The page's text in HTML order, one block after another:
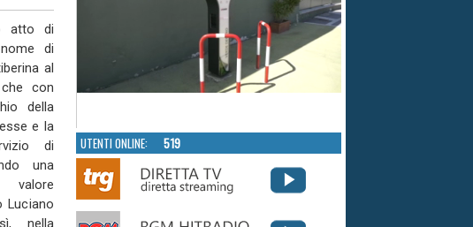
state effettuate 249 forniture di occhiali da vista, 500 occhiali da sole e 100 occhiali premontati. Gli interventi chirurgici hanno interessato persone tra i 10 e gli 80 anni e hanno riguardato prevalentemente cataratte e casi di glaucoma, in condizioni di lavoro rese difficili dalle condizioni generali degli occhi dei pazienti operati, compromesse da traumi o da patologie in stato ormai avanzato per la sostanziale impossibilità di diagnosi dovuta alla scarsissima disponibilità di oculisti in loco. Per dare un quadro della situazione è sufficiente evidenziare che l’oculista che ha collaborato con l’equipe è l’unico a disposizione per una popolazione di 1 milione e 400 mila abitanti, per cui i malati, i quali a volte ricorrono anche alle pratiche degli stregoni locali che spesso peggiorano lo stato degli occhi, aspettano almeno un anno per essere operati dalle varie equipe internazionali che raggiungono le diverse località della regione. I giorni dell’attentato terroristico del 16 gennaio. Il 16 gennaio, mentre la missione era in pieno svolgimento, un attacco terroristico sferrato da un commando di 15 persone e rivendicato da Al Qaeda per il Maghreb islamico (Aqmi) ha colpito la capitale Ouagadougou, causando 27 morti, tra i quali un bambino italiano di 9 anni. I componenti dell’equipe al lavoro a Nanoro, che all’arrivo in Burkina Faso erano passati proprio lungo la strada teatro dell’attentato, hanno appreso la notizia attraverso l'associazione Medicus Mundi, che si occupa di informare i medici che si trovano al lavoro in luoghi pericolosi. Pur non essendo stati sotto minaccia diretta, dal giorno successivo la delegazione guidata dal dottor Panata è stata posta sotto tutela armata dalla gendarmeria locale, con la sorveglianza 24 ore su 24 da parte di due soldati e il coprifuoco imposto a partire dalle ore 23.00 della notte, ed è stata costretta a limitare le uscite dall'ospedale che sono state effettuate sempre sotto scorta. Il lavoro in ospedale è co
UTENTI ONLINE: 519